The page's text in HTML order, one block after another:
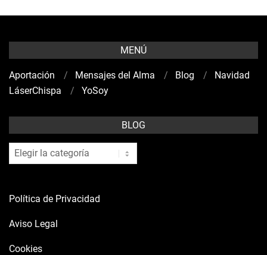
MENÚ
Aportación Mensajes del Alma Blog
Navidad
LáserChispa
YoSoy
BLOG
blog
Política de Privacidad
Aviso Legal
Cookies